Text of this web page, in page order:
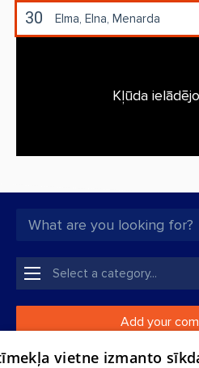
30 Elma Elna Menarda
Kļūda
Add your
If your company is not in our
vietne izmanto